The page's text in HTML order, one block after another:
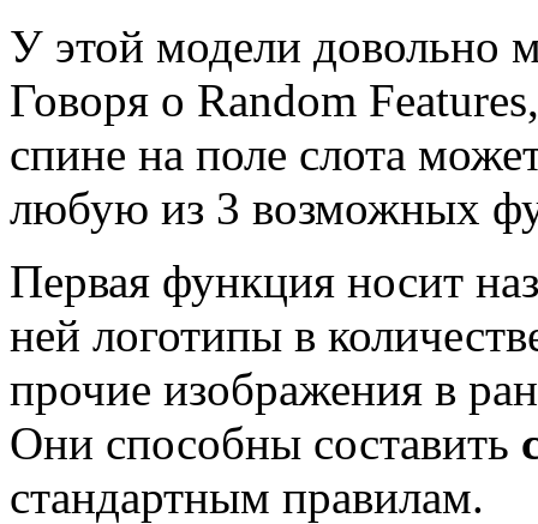
У этой модели довольно
Говоря о Random
спине на поле слота
любую из 3 возможных
Первая функция носит
ней логотипы в
прочие изображения в
Они способны составить
стандартным правилам.